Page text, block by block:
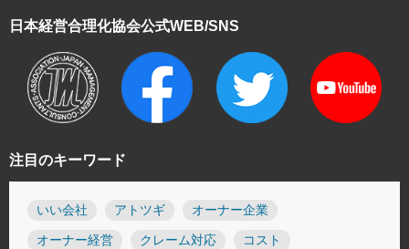
注目のキーワード
いい会社 アトツギ オーナー企業
オーナー経営 クレーム対応 コスト
日本経営合理化協会公式WEB/SNS